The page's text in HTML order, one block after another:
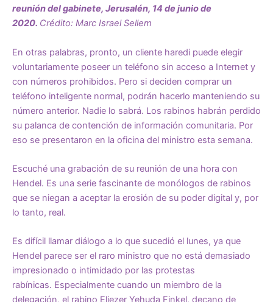
reunión del gabinete, Jerusalén, 14 de junio de
2020. Crédito: Marc Israel Sellem
En otras palabras, pronto, un cliente haredi puede elegir
voluntariamente poseer un teléfono sin acceso a Internet y
con números prohibidos. Pero si deciden comprar un
teléfono inteligente normal, podrán hacerlo manteniendo su
número anterior. Nadie lo sabrá. Los rabinos habrán perdido
su palanca de contención de información comunitaria. Por
eso se presentaron en la oficina del ministro esta semana.
Escuché una grabación de su reunión de una hora con
Hendel. Es una serie fascinante de monólogos de rabinos
que se niegan a aceptar la erosión de su poder digital y, por
lo tanto, real.
Es difícil llamar diálogo a lo que sucedió el lunes, ya que
Hendel parece ser el raro ministro que no está demasiado
impresionado o intimidado por las protestas
rabínicas. Especialmente cuando un miembro de la
delegación, el rabino Eliezer Yehuda Finkel, decano de